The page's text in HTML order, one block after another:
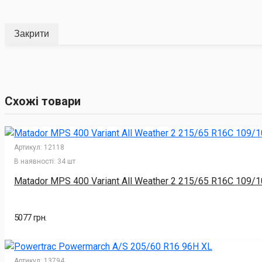
Закрити
Схожі товари
Артикул: 12118
В наявності: 34 шт
Matador MPS 400 Variant All Weather 2 215/65 R16C 109/
5077 грн.